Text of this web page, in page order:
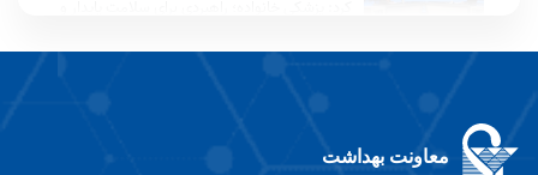
معاونت بهداشت